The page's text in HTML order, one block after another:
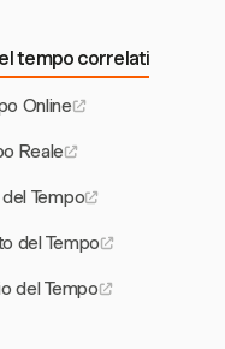
tempo correlati
Online
Reale
Tempo
del Tempo
del Tempo